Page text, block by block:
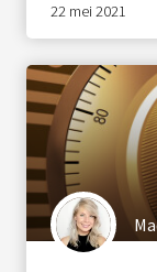
22 mei 2021